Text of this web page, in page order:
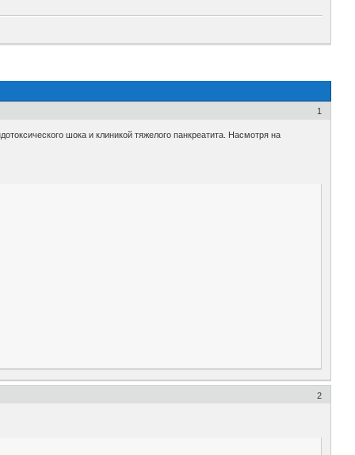
1
шока и клиникой тяжелого панкреатита. Насмотря на
2